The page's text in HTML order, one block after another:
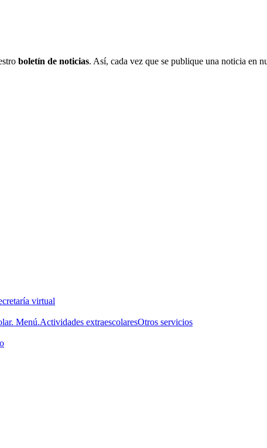
boletín de noticias. Así, cada vez que se publique una noticia en
virtual
Menú.Actividades extraescolaresOtros servicios